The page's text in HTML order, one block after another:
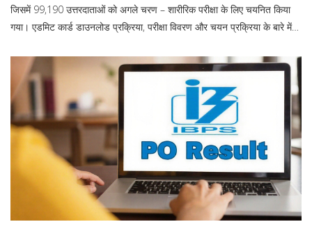
जिसमें 99,190 उत्तरदाताओं को अगले चरण – शारीरिक परीक्षा के लिए चयनित किया
गया। एडमिट कार्ड डाउनलोड प्रक्रिया, परीक्षा विवरण और चयन प्रक्रिया के बारे में